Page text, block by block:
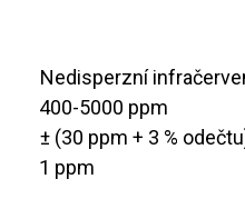
Nedisperzní
400-5000 ppm
​± (30 ppm + 3 %
​​1 ppm